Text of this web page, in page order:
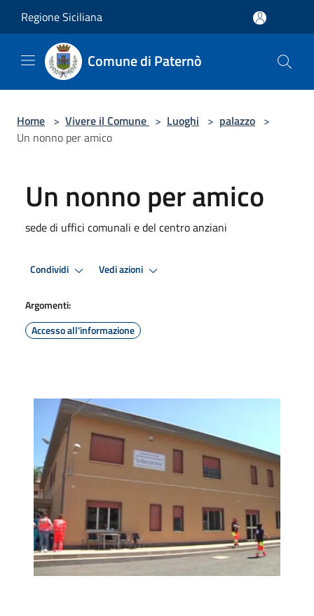
Regione Siciliana
Comune di Paternò
Home > Vivere il Comune > Luoghi > palazzo >
Un nonno per amico
Un nonno per amico
sede di uffici comunali e del centro anziani
Condividi Vedi azioni
Argomenti:
Accesso all'informazione